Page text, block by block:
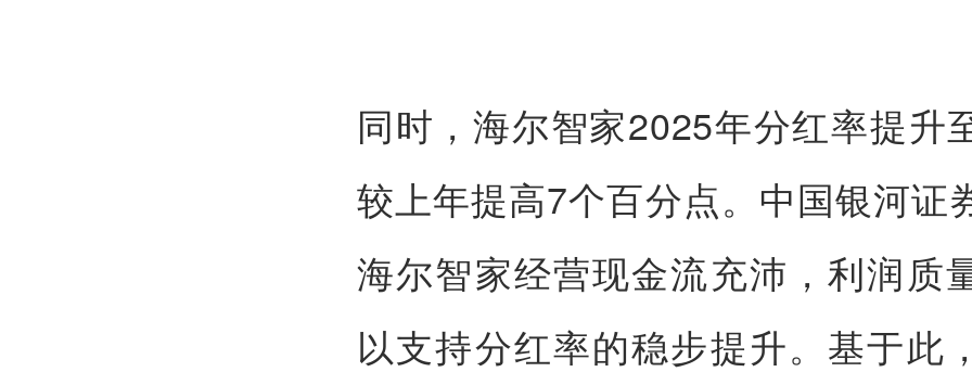
同时，海尔智家2025年分红率提升
较上年提高7个百分点。中国银河证
海尔智家经营现金流充沛，利润质
以支持分红率的稳步提升。基于此